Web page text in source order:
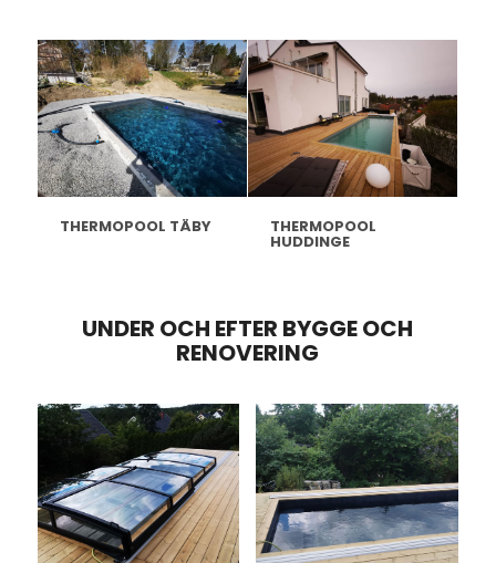
THERMOPOOL TÄBY THERMOPOOL
HUDDINGE
UNDER OCH EFTER BYGGE OCH
RENOVERING